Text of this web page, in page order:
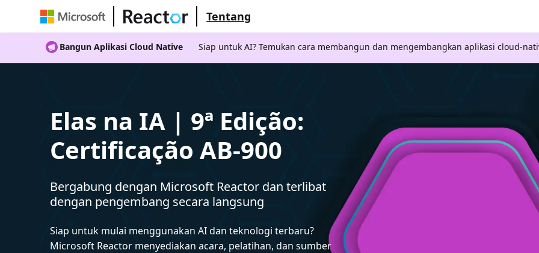
Tentang
Bangun Aplikasi Cloud Native Siap untuk AI? Temukan cara membangun dan mengembangkan aplikasi cloud-
Elas na IA | 9ª Edição:
Certificação AB-900
Bergabung dengan Microsoft Reactor dan terlibat
dengan pengembang secara langsung
Siap untuk mulai menggunakan AI dan teknologi terbaru?
Microsoft Reactor menyediakan acara, pelatihan, dan sumber